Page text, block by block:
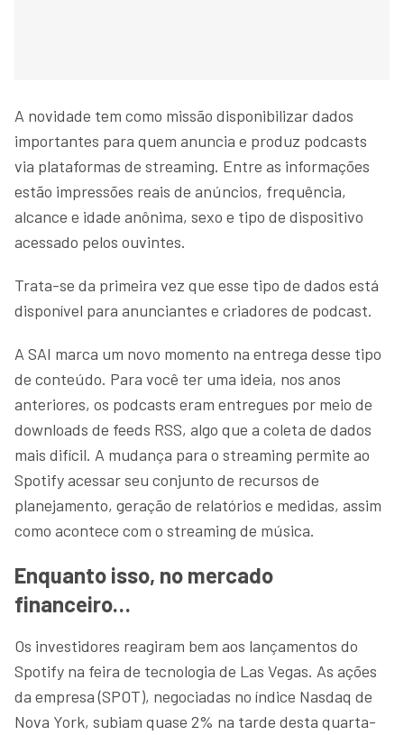
A novidade tem como missão disponibilizar dados
importantes para quem anuncia e produz podcasts
via plataformas de streaming. Entre as informações
estão impressões reais de anúncios, frequência,
alcance e idade anônima, sexo e tipo de dispositivo
acessado pelos ouvintes.
Trata-se da primeira vez que esse tipo de dados está
disponível para anunciantes e criadores de podcast.
A SAI marca um novo momento na entrega desse tipo
de conteúdo. Para você ter uma ideia, nos anos
anteriores, os podcasts eram entregues por meio de
downloads de feeds RSS, algo que a coleta de dados
mais difícil. A mudança para o streaming permite ao
Spotify acessar seu conjunto de recursos de
planejamento, geração de relatórios e medidas, assim
como acontece com o streaming de música.
Enquanto isso, no mercado
financeiro…
Os investidores reagiram bem aos lançamentos do
Spotify na feira de tecnologia de Las Vegas. As ações
da empresa (SPOT), negociadas no índice Nasdaq de
Nova York, subiam quase 2% na tarde desta quarta-